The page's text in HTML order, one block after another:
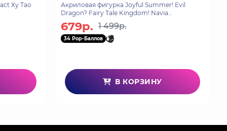
Ху Тао
Акриловая фигурка Joyful Summer! Evil
Dragon? Fairy Tale Kingdom! Navia
679р. 1 499р.
34 Pop-Баллов
В КОРЗИНУ